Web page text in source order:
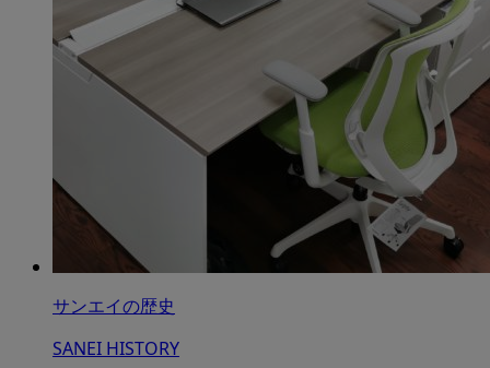
サンエイの歴史
SANEI HISTORY